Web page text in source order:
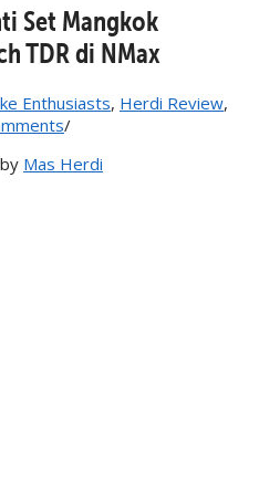
Set Mangkok
TDR di NMax
Enthusiasts, Herdi Review,
/
Mas Herdi